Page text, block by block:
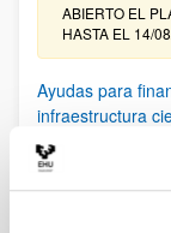
ABIERTO EL
HASTA EL 14/
Ayudas para
infraestructura
UPV/EHU 2026